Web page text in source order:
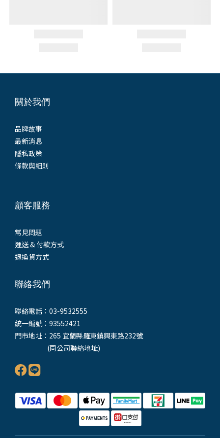
關於我們
品牌故事
最新消息
隱私政策
條款與細則
顧客服務
常見問題
運送 & 付款方式
退換貨方式
聯絡我們
聯絡電話：03-9532555
統一編號：93552421
門市地址：265 宜蘭縣羅東鎮興東路232號
(同公司聯絡地址)